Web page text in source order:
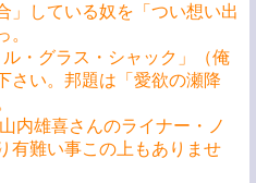
」している奴を「つい想い出
。
・グラス・シャック」（俺
さい。邦題は「愛欲の瀬降
内雄喜さんのライナー・ノ
有難い事この上もありませ